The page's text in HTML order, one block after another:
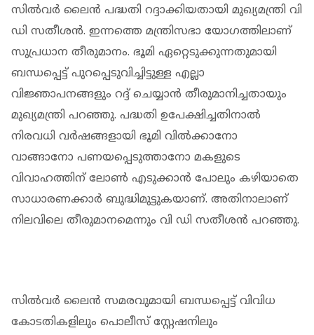
സില്‍വര്‍ ലൈന്‍ പദ്ധതി റദ്ദാക്കിയതായി മുഖ്യമന്ത്രി വി
ഡി സതീശന്‍. ഇന്നത്തെ മന്ത്രിസഭാ യോഗത്തിലാണ്
സുപ്രധാന തീരുമാനം. ഭൂമി ഏറ്റെടുക്കുന്നതുമായി
ബന്ധപ്പെട്ട് പുറപ്പെടുവിച്ചിട്ടുള്ള എല്ലാ
വിജ്ഞാപനങ്ങളും റദ്ദ് ചെയ്യാന്‍ തീരുമാനിച്ചതായും
മുഖ്യമന്ത്രി പറഞ്ഞു. പദ്ധതി ഉപേക്ഷിച്ചതിനാല്‍
നിരവധി വര്‍ഷങ്ങളായി ഭൂമി വില്‍ക്കാനോ
വാങ്ങാനോ പണയപ്പെടുത്താനോ മകളുടെ
വിവാഹത്തിന് ലോണ്‍ എടുക്കാന്‍ പോലും കഴിയാതെ
സാധാരണക്കാര്‍ ബുദ്ധിമുട്ടുകയാണ്. അതിനാലാണ്
നിലവിലെ തീരുമാനമെന്നും വി ഡി സതീശന്‍ പറഞ്ഞു.
സില്‍വര്‍ ലൈന്‍ സമരവുമായി ബന്ധപ്പെട്ട് വിവിധ
കോടതികളിലും പൊലീസ് സ്റ്റേഷനിലും